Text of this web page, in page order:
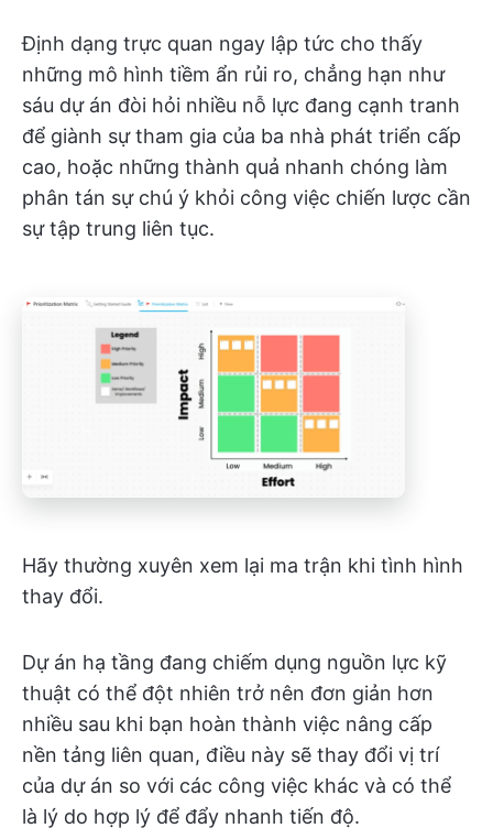
Định dạng trực quan ngay lập tức cho thấy
những mô hình tiềm ẩn rủi ro, chẳng hạn như
sáu dự án đòi hỏi nhiều nỗ lực đang cạnh tranh
để giành sự tham gia của ba nhà phát triển cấp
cao, hoặc những thành quả nhanh chóng làm
phân tán sự chú ý khỏi công việc chiến lược cần
sự tập trung liên tục.
Hãy thường xuyên xem lại ma trận khi tình hình
thay đổi.
Dự án hạ tầng đang chiếm dụng nguồn lực kỹ
thuật có thể đột nhiên trở nên đơn giản hơn
nhiều sau khi bạn hoàn thành việc nâng cấp
nền tảng liên quan, điều này sẽ thay đổi vị trí
của dự án so với các công việc khác và có thể
là lý do hợp lý để đẩy nhanh tiến độ.